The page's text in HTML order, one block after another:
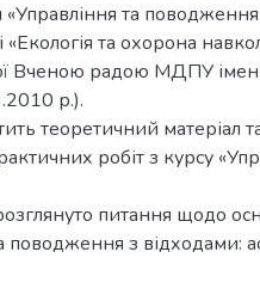
та
«Екологія та охорона
Вченою радою МДПУ
р.).
теоретичний матеріал
робіт з курсу
питання щодо
поводження з відходами: